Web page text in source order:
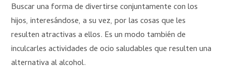
Buscar una forma de divertirse conjuntamente con los
hijos, interesándose, a su vez, por las cosas que les
resulten atractivas a ellos. Es un modo también de
inculcarles actividades de ocio saludables que resulten una
alternativa al alcohol.